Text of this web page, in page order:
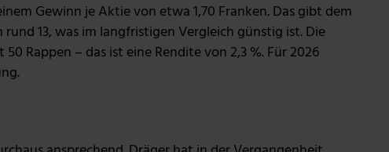
Gewinn je Aktie von etwa 1,70 Franken. Das gibt dem
13, was im langfristigen Vergleich günstig ist. Die
Rappen – das ist eine Rendite von 2,3 %. Für 2026